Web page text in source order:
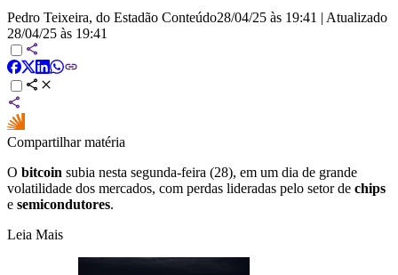
Pedro Teixeira, do Estadão Conteúdo28/04/25 às 19:41 | Atualizado
28/04/25 às 19:41
Compartilhar matéria
O bitcoin subia nesta segunda-feira (28), em um dia de grande
volatilidade dos mercados, com perdas lideradas pelo setor de chips
e semicondutores.
Leia Mais